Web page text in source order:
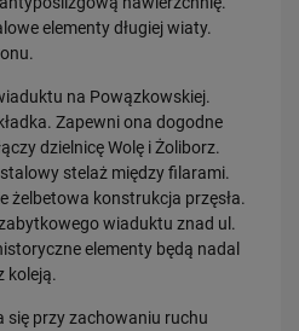
elementy długiej wiaty.
na Powązkowskiej.
Zapewni ona dogodne
dzielnicę Wolę i Żoliborz.
stelaż między filarami.
żelbetowa konstrukcja przęsła.
wiaduktu znad ul.
elementy będą nadal
koleją.
się przy zachowaniu ruchu
Bezpieczniejsze przejazdy,